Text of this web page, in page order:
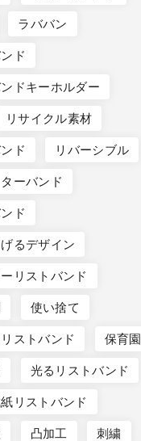
ラババン
ド
ドキーホルダー
リサイクル素材
ド リバーシブル
ーバンド
ド
るデザイン
リストバンド
使い捨て
ストバンド 保育園
光るリストバンド
リストバンド
凸加工 刺繍